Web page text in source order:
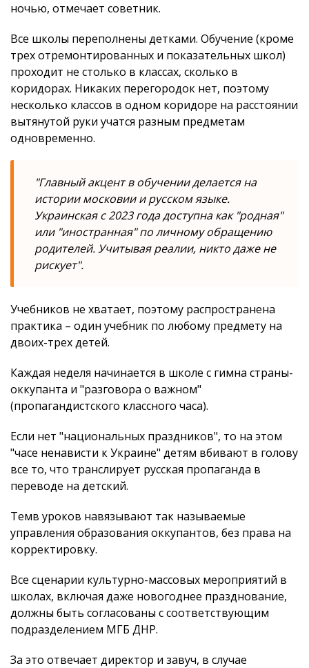
ночью, отмечает советник.
Все школы переполнены детками. Обучение (кроме
трех отремонтированных и показательных школ)
проходит не столько в классах, сколько в
коридорах. Никаких перегородок нет, поэтому
несколько классов в одном коридоре на расстоянии
вытянутой руки учатся разным предметам
одновременно.
"Главный акцент в обучении делается на
истории московии и русском языке.
Украинская с 2023 года доступна как "родная"
или "иностранная" по личному обращению
родителей. Учитывая реалии, никто даже не
рискует".
Учебников не хватает, поэтому распространена
практика – один учебник по любому предмету на
двоих-трех детей.
Каждая неделя начинается в школе с гимна страны-
оккупанта и "разговора о важном"
(пропагандистского классного часа).
Если нет "национальных праздников", то на этом
"часе ненависти к Украине" детям вбивают в голову
все то, что транслирует русская пропаганда в
переводе на детский.
Темв уроков навязывают так называемые
управления образования оккупантов, без права на
корректировку.
Все сценарии культурно-массовых мероприятий в
школах, включая даже новогоднее празднование,
должны быть согласованы с соответствующим
подразделением МГБ ДНР.
За это отвечает директор и завуч, в случае